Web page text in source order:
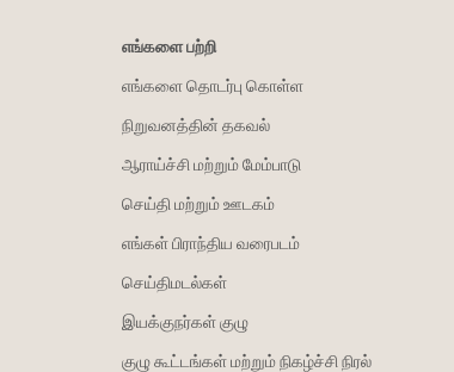
எங்களை பற்றி
எங்களை தொடர்பு கொள்ள
நிறுவனத்தின் தகவல்
ஆராய்ச்சி மற்றும் மேம்பாடு
செய்தி மற்றும் ஊடகம்
எங்கள் பிராந்திய வரைபடம்
செய்திமடல்கள்
இயக்குநர்கள் குழு
குழு கூட்டங்கள் மற்றும் நிகழ்ச்சி நிரல்